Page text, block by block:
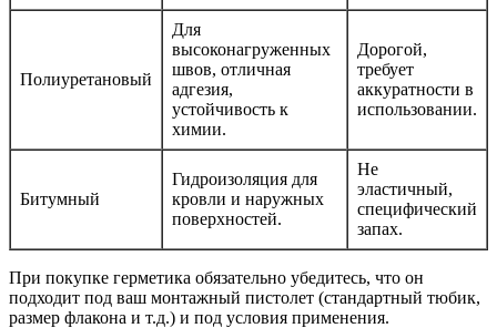
Полиуретановый
Для
высоконагруженных
швов, отличная
адгезия,
устойчивость к
химии.
Дорогой,
требует
аккуратности в
использовании.
Битумный
Гидроизоляция для
кровли и наружных
поверхностей.
Не
эластичный,
специфический
запах.
При покупке герметика обязательно убедитесь, что он
подходит под ваш монтажный пистолет (стандартный тюбик,
размер флакона и т.д.) и под условия применения.